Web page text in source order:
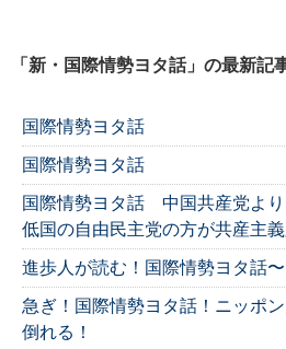
「新・国際情勢ヨタ話」の最新記
国際情勢ヨタ話
国際情勢ヨタ話
国際情勢ヨタ話 中国共産党よ
低国の自由民主党の方が共産主
進歩人が読む！国際情勢ヨタ話
急ぎ！国際情勢ヨタ話！ニッポ
倒れる！